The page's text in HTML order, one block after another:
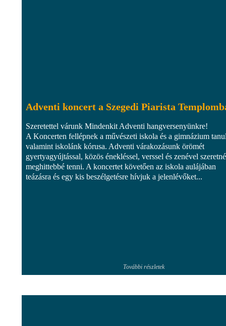
Adventi koncert a Szegedi Piarista
Szeretettel várunk Mindenkit Adventi hangversenyünkre!
A Koncerten fellépnek a művészeti iskola és a gimnázium
valamint iskolánk kórusa. Adventi várakozásunk örömét
gyertyagyújtással, közös énekléssel, verssel és zenével
meghittebbé tenni. A koncertet követően az iskola aulájában
teázásra és egy kis beszélgetésre hívjuk a jelenlévőket...
További részletek